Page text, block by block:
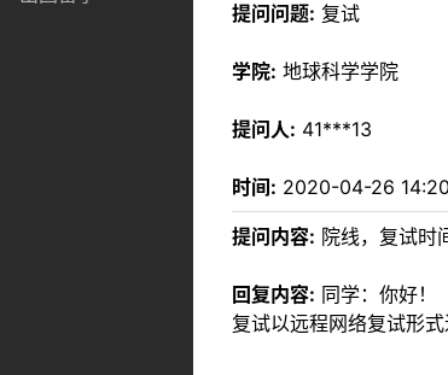
提问问题: 复试
学院: 地球科学学院
提问人: 41***13
时间: 2020-04-26 14:20
提问内容: 院线，复试时
回复内容: 同学：你好！
复试以远程网络复试形